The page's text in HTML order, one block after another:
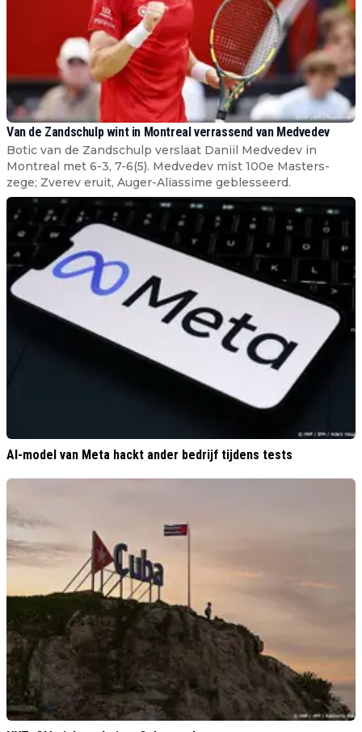
Van de Zandschulp wint in Montreal verrassend van Medvedev
Botic van de Zandschulp verslaat Daniil Medvedev in
Montreal met 6-3, 7-6(5). Medvedev mist 100e Masters-
zege; Zverev eruit, Auger-Aliassime geblesseerd.
AI-model van Meta hackt ander bedrijf tijdens tests